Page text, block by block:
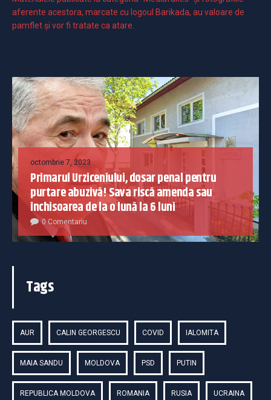
aferente acestora, marcate cu logoul Barikada, au valoare de
pamflet și vor fi tratate ca atare.
octombrie 7, 2023
Primarul Urziceniului, dosar penal pentru
purtare abuzivă! Sava riscă amenda sau
închisoarea de la o lună la 6 luni
0 Comentariu
Tags
AUR CALIN GEORGESCU COVID IALOMITA
MAIA SANDU MOLDOVA PSD PUTIN
REPUBLICA MOLDOVA ROMANIA RUSIA UCRAINA